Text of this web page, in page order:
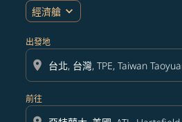
經濟艙 expand_more
出發地
location_on
前往